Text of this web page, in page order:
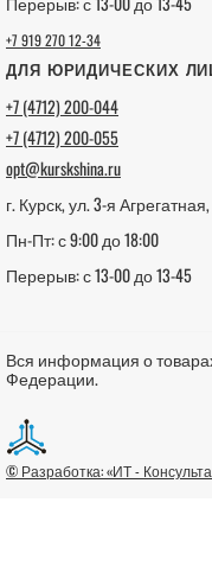
+7 919 270 12-34
ДЛЯ ЮРИДИЧЕСКИХ
+7 (4712) 200-044
+7 (4712) 200-055
opt@kurskshina.ru
г. Курск, ул. 3-я
Пн-Пт: с 9:00 до 18:00
Перерыв: с 13-00 до 13-45
Вся информация о
Федерации.
© Разработка: «ИТ -